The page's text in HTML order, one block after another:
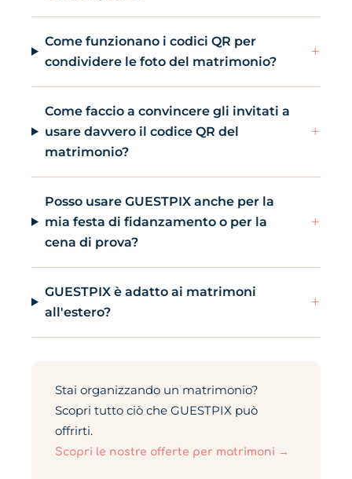
Come funzionano i codici QR per
condividere le foto del matrimonio?
+
Come faccio a convincere gli invitati a
usare davvero il codice QR del
matrimonio?
+
Posso usare GUESTPIX anche per la
mia festa di fidanzamento o per la
cena di prova?
+
GUESTPIX è adatto ai matrimoni
all'estero?
+
Stai organizzando un matrimonio?
Scopri tutto ciò che GUESTPIX può
offrirti.
Scopri le nostre offerte per matrimoni →